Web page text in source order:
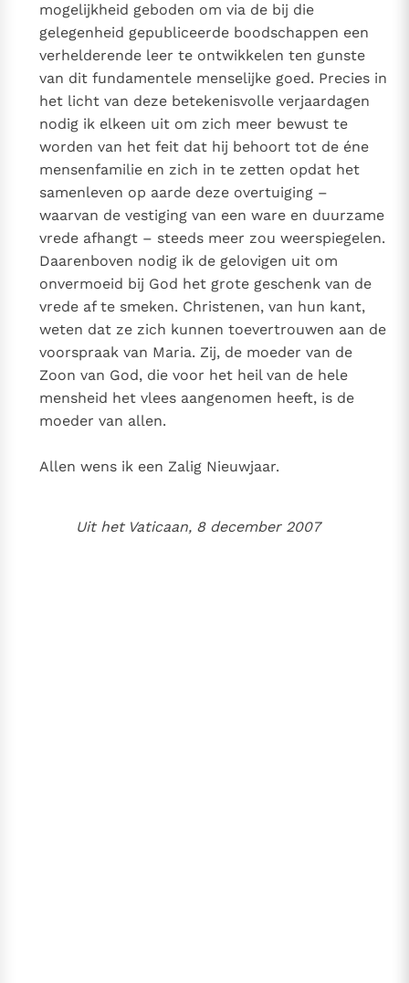
mogelijkheid geboden om via de bij die
gelegenheid gepubliceerde boodschappen een
verhelderende leer te ontwikkelen ten gunste
van dit fundamentele menselijke goed. Precies in
het licht van deze betekenisvolle verjaardagen
nodig ik elkeen uit om zich meer bewust te
worden van het feit dat hij behoort tot de éne
mensenfamilie en zich in te zetten opdat het
samenleven op aarde deze overtuiging –
waarvan de vestiging van een ware en duurzame
vrede afhangt – steeds meer zou weerspiegelen.
Daarenboven nodig ik de gelovigen uit om
onvermoeid bij God het grote geschenk van de
vrede af te smeken. Christenen, van hun kant,
weten dat ze zich kunnen toevertrouwen aan de
voorspraak van Maria. Zij, de moeder van de
Zoon van God, die voor het heil van de hele
mensheid het vlees aangenomen heeft, is de
moeder van allen.
Allen wens ik een Zalig Nieuwjaar.
Uit het Vaticaan, 8 december 2007